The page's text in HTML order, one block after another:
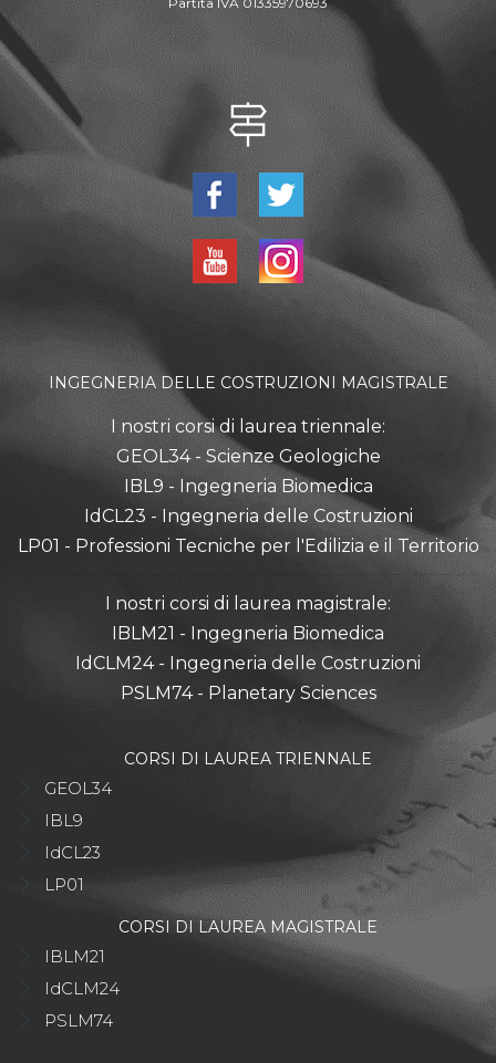
INGEGNERIA DELLE COSTRUZIONI MAGISTRALE
I nostri corsi di laurea triennale:
GEOL34 - Scienze Geologiche
IBL9 - Ingegneria Biomedica
IdCL23 - Ingegneria delle Costruzioni
LP01 - Professioni Tecniche per l'Edilizia e il Territorio
I nostri corsi di laurea magistrale:
IBLM21 - Ingegneria Biomedica
IdCLM24 - Ingegneria delle Costruzioni
PSLM74 - Planetary Sciences
CORSI DI LAUREA TRIENNALE
GEOL34
IBL9
IdCL23
LP01
CORSI DI LAUREA MAGISTRALE
IBLM21
IdCLM24
PSLM74